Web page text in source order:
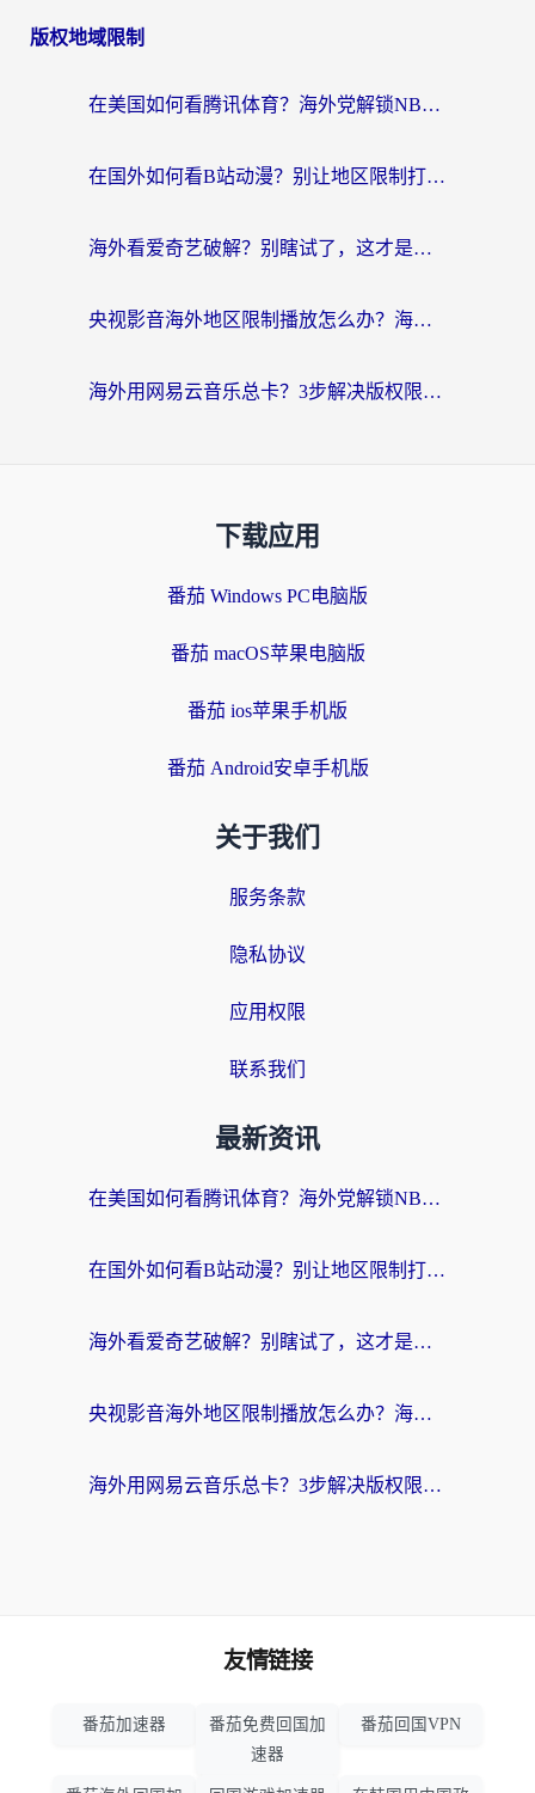
版权地域限制
在美国如何看腾讯体育？海外党解锁NBA欧洲杯直播的终极攻略
在国外如何看B站动漫？别让地区限制打断你的追番节奏
海外看爱奇艺破解？别瞎试了，这才是留学生华人追剧看球的正确打开方式
央视影音海外地区限制播放怎么办？海外党亲测有效的回国加速指南
海外用网易云音乐总卡？3步解决版权限制+卡顿，还能听喜马拉雅！
下载应用
番茄 Windows PC电脑版
番茄 macOS苹果电脑版
番茄 ios苹果手机版
番茄 Android安卓手机版
关于我们
服务条款
隐私协议
应用权限
联系我们
最新资讯
在美国如何看腾讯体育？海外党解锁NBA欧洲杯直播的终极攻略
在国外如何看B站动漫？别让地区限制打断你的追番节奏
海外看爱奇艺破解？别瞎试了，这才是留学生华人追剧看球的正确打开方式
央视影音海外地区限制播放怎么办？海外党亲测有效的回国加速指南
海外用网易云音乐总卡？3步解决版权限制+卡顿，还能听喜马拉雅！
友情链接
番茄加速器
番茄免费回国加
速器
番茄回国VPN